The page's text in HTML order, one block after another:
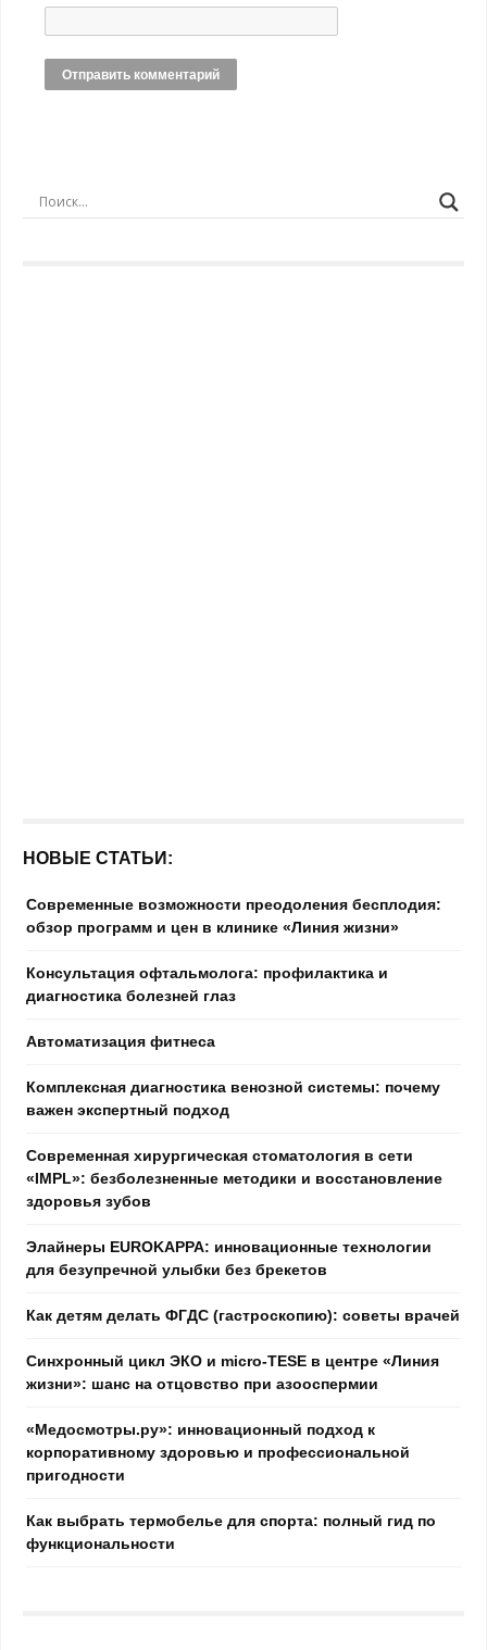
НОВЫЕ СТАТЬИ:
Современные возможности преодоления бесплодия:
обзор программ и цен в клинике «Линия жизни»
Консультация офтальмолога: профилактика и
диагностика болезней глаз
Автоматизация фитнеса
Комплексная диагностика венозной системы: почему
важен экспертный подход
Современная хирургическая стоматология в сети
«IMPL»: безболезненные методики и восстановление
здоровья зубов
Элайнеры EUROKAPPA: инновационные технологии
для безупречной улыбки без брекетов
Как детям делать ФГДС (гастроскопию): советы врачей
Синхронный цикл ЭКО и micro-TESE в центре «Линия
жизни»: шанс на отцовство при азооспермии
«Медосмотры.ру»: инновационный подход к
корпоративному здоровью и профессиональной
пригодности
Как выбрать термобелье для спорта: полный гид по
функциональности